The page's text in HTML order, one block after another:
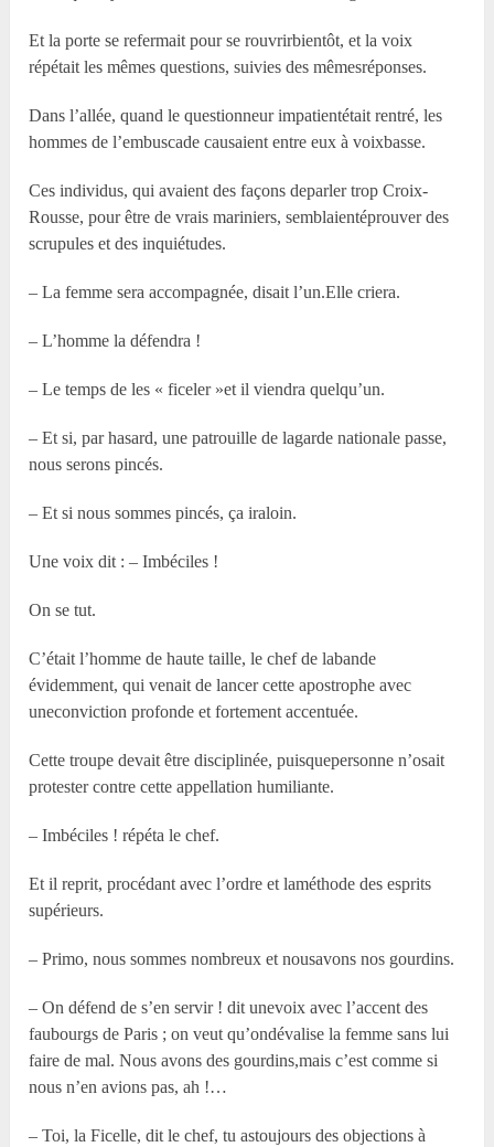
Et la porte se refermait pour se rouvrirbientôt, et la voix
répétait les mêmes questions, suivies des mêmesréponses.
Dans l’allée, quand le questionneur impatientétait rentré, les
hommes de l’embuscade causaient entre eux à voixbasse.
Ces individus, qui avaient des façons deparler trop Croix-
Rousse, pour être de vrais mariniers, semblaientéprouver des
scrupules et des inquiétudes.
– La femme sera accompagnée, disait l’un.Elle criera.
– L’homme la défendra !
– Le temps de les « ficeler »et il viendra quelqu’un.
– Et si, par hasard, une patrouille de lagarde nationale passe,
nous serons pincés.
– Et si nous sommes pincés, ça iraloin.
Une voix dit : – Imbéciles !
On se tut.
C’était l’homme de haute taille, le chef de labande
évidemment, qui venait de lancer cette apostrophe avec
uneconviction profonde et fortement accentuée.
Cette troupe devait être disciplinée, puisquepersonne n’osait
protester contre cette appellation humiliante.
– Imbéciles ! répéta le chef.
Et il reprit, procédant avec l’ordre et laméthode des esprits
supérieurs.
– Primo, nous sommes nombreux et nousavons nos gourdins.
– On défend de s’en servir ! dit unevoix avec l’accent des
faubourgs de Paris ; on veut qu’ondévalise la femme sans lui
faire de mal. Nous avons des gourdins,mais c’est comme si
nous n’en avions pas, ah !…
– Toi, la Ficelle, dit le chef, tu astoujours des objections à